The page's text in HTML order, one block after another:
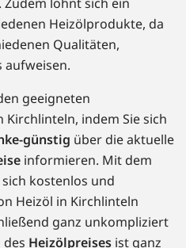
Heizölprodukte, da
Qualitäten,
aufweisen.
geeigneten
Kirchlinteln, indem Sie sich
günstig über die aktuelle
informieren. Mit dem
kostenlos und
Heizöl in Kirchlinteln
ganz unkompliziert
Heizölpreises ist ganz